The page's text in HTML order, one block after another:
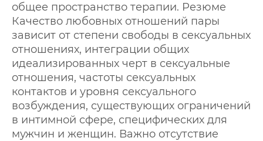
общее пространство терапии. Резюме
Качество любовных отношений пары
зависит от степени свободы в сексуальных
отношениях, интеграции общих
идеализированных черт в сексуальные
отношения, частоты сексуальных
контактов и уровня сексуального
возбуждения, существующих ограничений
в интимной сфере, специфических для
мужчин и женщин. Важно отсутствие